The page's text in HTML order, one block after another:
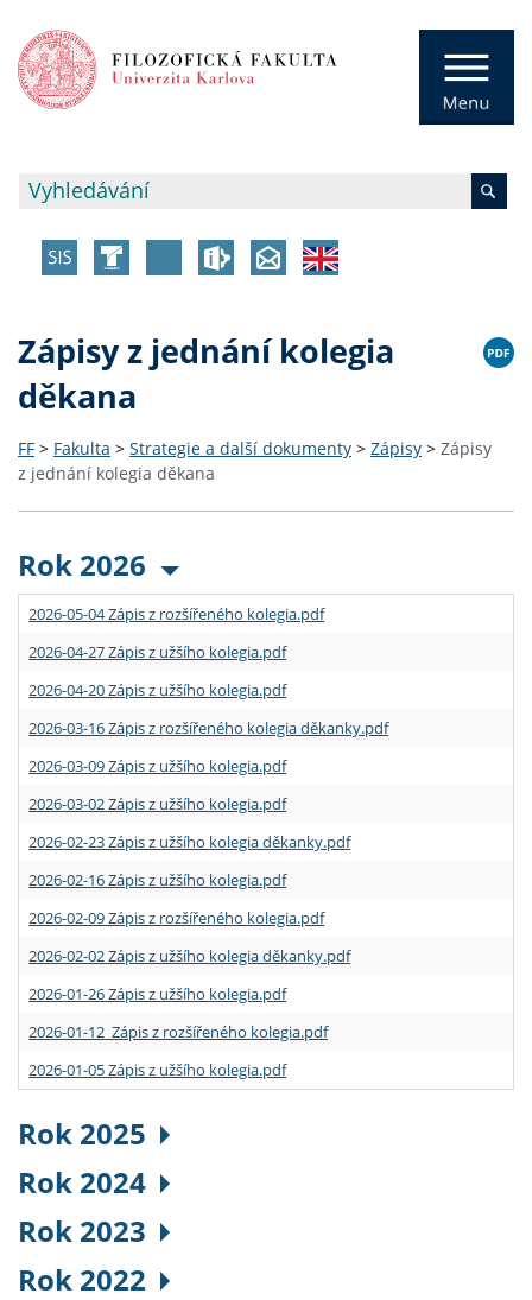
Zápisy z jednání kolegia
děkana
FF > Fakulta > Strategie a další dokumenty > Zápisy > Zápisy
z jednání kolegia děkana
Rok 2026
2026-05-04 Zápis z rozšířeného kolegia.pdf
2026-04-27 Zápis z užšího kolegia.pdf
2026-04-20 Zápis z užšího kolegia.pdf
2026-03-16 Zápis z rozšířeného kolegia děkanky.pdf
2026-03-09 Zápis z užšího kolegia.pdf
2026-03-02 Zápis z užšího kolegia.pdf
2026-02-23 Zápis z užšího kolegia děkanky.pdf
2026-02-16 Zápis z užšího kolegia.pdf
2026-02-09 Zápis z rozšířeného kolegia.pdf
2026-02-02 Zápis z užšího kolegia děkanky.pdf
2026-01-26 Zápis z užšího kolegia.pdf
2026-01-12 Zápis z rozšířeného kolegia.pdf
2026-01-05 Zápis z užšího kolegia.pdf
Rok 2025
Rok 2024
Rok 2023
Rok 2022